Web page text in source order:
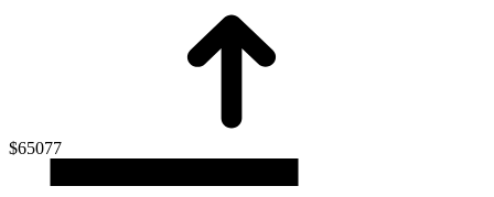
$65077